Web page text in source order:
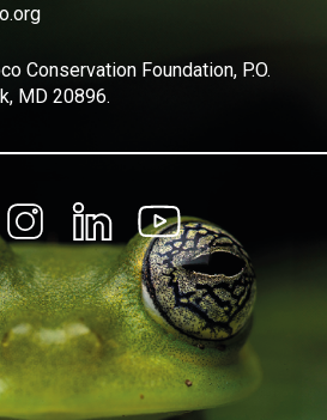
Conservation Foundation, P.O.
MD 20896.